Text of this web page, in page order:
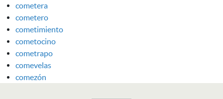
cometera
cometero
cometimiento
cometocino
cometrapo
comevelas
comezón